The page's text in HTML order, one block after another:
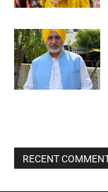
RECENT